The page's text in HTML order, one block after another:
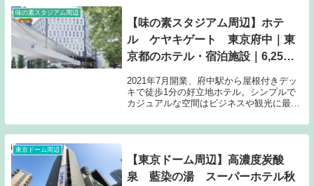
味の素スタジアム周辺
【味の素スタジアム周辺】ホテ
ル ケヤキゲート 東京府中｜東
京都のホテル・宿泊施設｜6,255
2021年7月開業、府中駅から屋根付きデッ
キで徒歩1分の好立地ホテル。シンプルで
カジュアルな空間はビジネスや観光に最適
格と高評価のレビューが魅力。新宿まで電
車で約20分とアクセスも抜群です。
東京ドーム周辺
【東京ドーム周辺】高濃度炭酸
泉 藍染の湯 スーパーホテル秋